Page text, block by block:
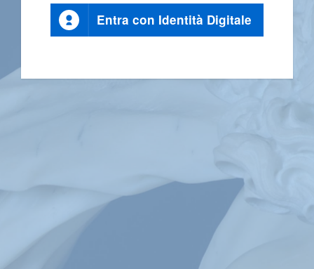
Entra con Identità Digitale